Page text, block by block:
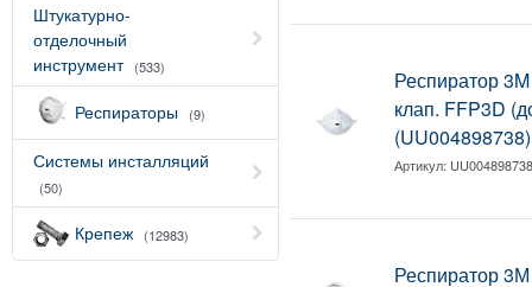
Штукатурно-
отделочный
инструмент (533)
Респираторы (9)
Системы инсталляций
(50)
Крепеж (12983)
Респиратор
клап. FFP3D
(UU004898738)
Артикул:
Респиратор